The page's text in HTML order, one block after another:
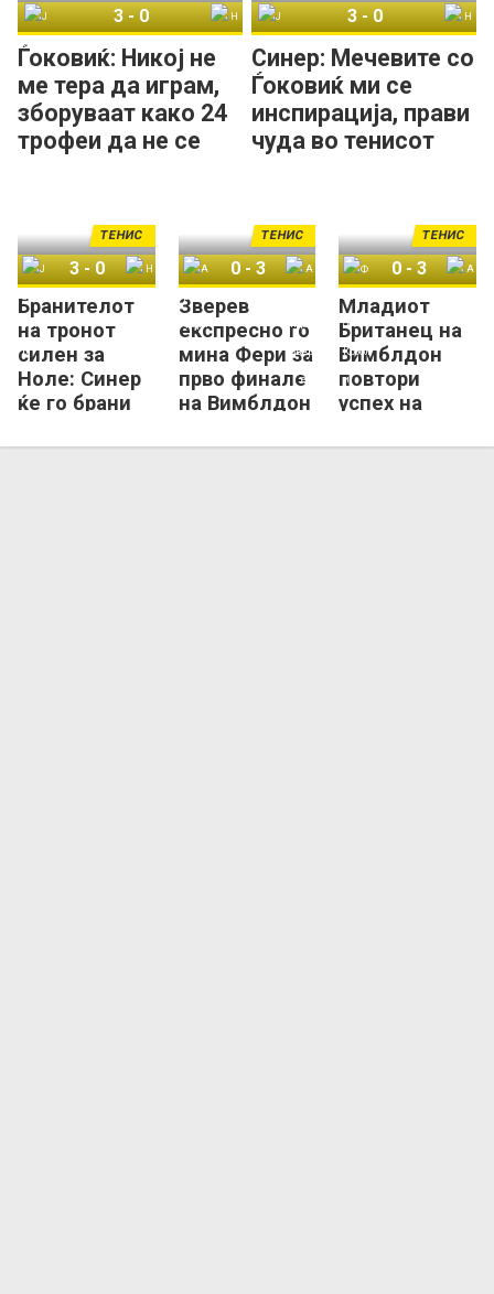
Ѓоковиќ: Никој не
ме тера да играм,
зборуваат како 24
трофеи да не се
3- 0
Синер: Мечевите со
Ѓоковиќ ми се
инспирација, прави
чуда во тенисот
3 - 0
Бранителот
на тронот
силен за
Ноле: Синер
ќе го брани
Лондон
ТЕНИС
Јаник Синер
3-0
Зверев
експресно го
мина Фери за
прво финале
на Вимблдон
ТЕНИС
Артур Фери
0-3
Младиот
Британец на
Вимблдон
повтори
успех на
од 2001
ТЕНИС
Флавио Коболи
0-3